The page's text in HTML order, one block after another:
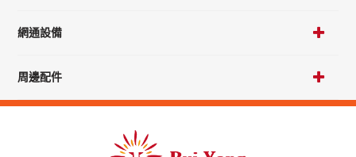
網通設備
周邊配件